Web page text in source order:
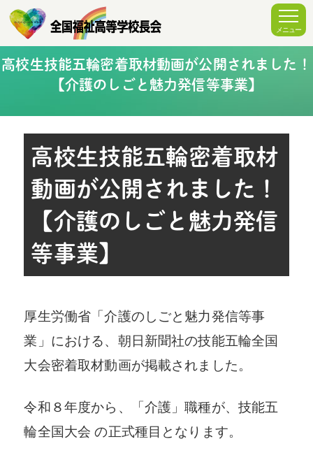
高校生技能五輪密着取材動画が公開されました！
【介護のしごと魅力発信等事業】
高校生技能五輪密着取材
動画が公開されました！
【介護のしごと魅力発信
等事業】
厚生労働省「介護のしごと魅力発信等事
業」における、朝日新聞社の技能五輪全国
大会密着取材動画が掲載されました。
令和８年度から、「介護」職種が、技能五
輪全国大会 の正式種目となります。